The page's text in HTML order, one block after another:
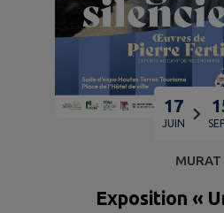
17
JUIN
MURAT
Exposition «